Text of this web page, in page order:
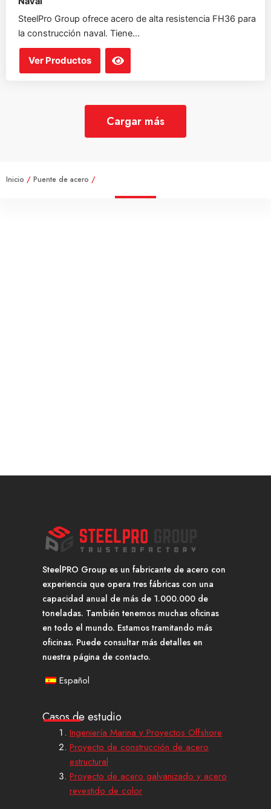
SteelPro Group ofrece acero de alta resistencia FH36 para
la construcción naval. Tiene...
Ver Productos
Cargar más
Inicio / Puente de acero /
SteelPRO Group es un fabricante de acero con
experiencia que opera tres fábricas con una
capacidad anual de más de 1.000.000 de
toneladas. También tenemos muchas oficinas
en todo el mundo. Estamos tramitando más
oficinas. Puede consultar más detalles en
nuestra página de contacto.
Español
Casos de estudio
Ingeniería Marina y Proyectos Offshore
Proyecto de construcción de acero
estructural
Proyecto de acero galvanizado y acero
revestido de color